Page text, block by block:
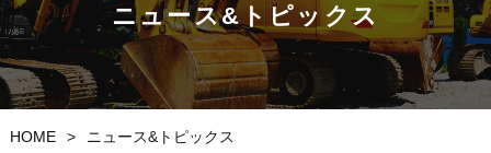
ニュース&トピックス
HOME ニュース&トピックス